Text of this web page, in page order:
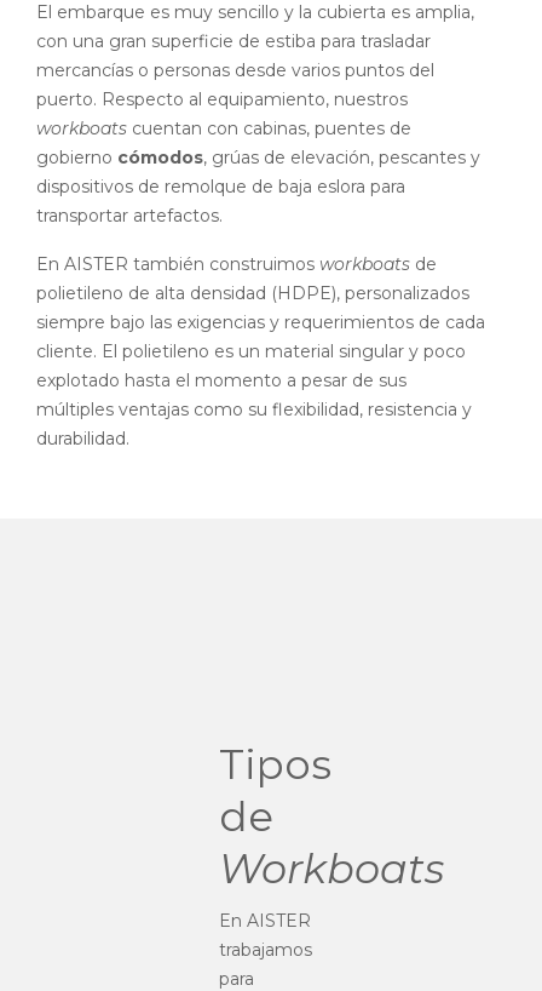
El embarque es muy sencillo y la cubierta es amplia,
con una gran superficie de estiba para trasladar
mercancías o personas desde varios puntos del
puerto. Respecto al equipamiento, nuestros
workboats cuentan con cabinas, puentes de
gobierno cómodos, grúas de elevación, pescantes y
dispositivos de remolque de baja eslora para
transportar artefactos.
En AISTER también construimos workboats de
polietileno de alta densidad (HDPE), personalizados
siempre bajo las exigencias y requerimientos de cada
cliente. El polietileno es un material singular y poco
explotado hasta el momento a pesar de sus
múltiples ventajas como su flexibilidad, resistencia y
durabilidad.
Tipos
de
Workboats
En AISTER
trabajamos
para